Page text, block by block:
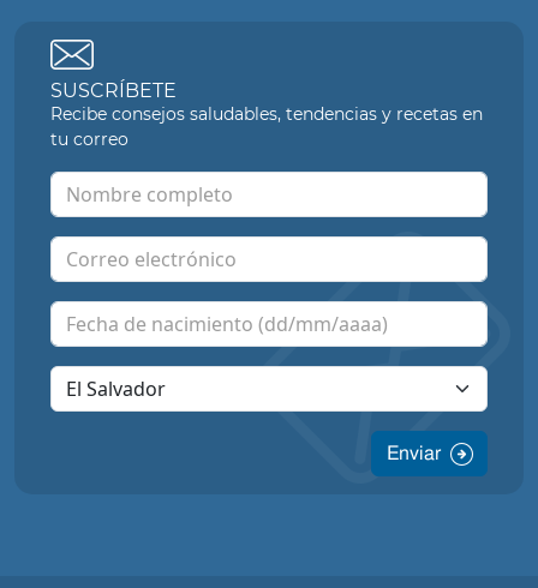
SUSCRÍBETE
Recibe consejos saludables, tendencias y recetas en
tu correo